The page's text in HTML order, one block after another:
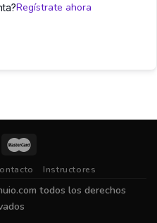
Regístrate ahora
Instructores
todos los derechos